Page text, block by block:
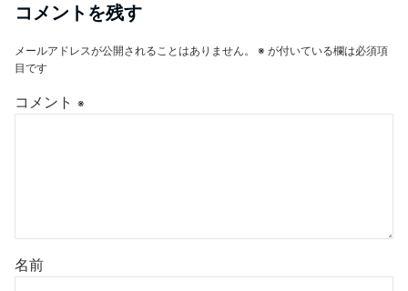
コメントを残す
メールアドレスが公開されることはありません。 ※ が付いている欄は必須項
目です
コメント ※
名前